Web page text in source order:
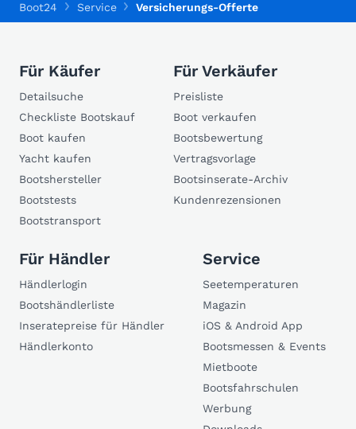
Boot24 Service Versicherungs-Offerte
Für Käufer
Detailsuche
Checkliste Bootskauf
Boot kaufen
Yacht kaufen
Bootshersteller
Bootstests
Bootstransport
Für Verkäufer
Preisliste
Boot verkaufen
Bootsbewertung
Vertragsvorlage
Bootsinserate-Archiv
Kundenrezensionen
Für Händler
Händlerlogin
Bootshändlerliste
Inseratepreise für Händler
Händlerkonto
Service
Seetemperaturen
Magazin
iOS & Android App
Bootsmessen & Events
Mietboote
Bootsfahrschulen
Werbung